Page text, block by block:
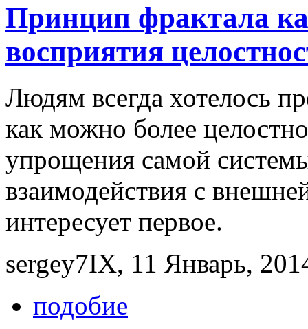
Принцип фрактала
восприятия
Людям всегда хотелось
как можно более
упрощения самой
взаимодействия с
интересует первое.
sergey7IX, 11 Январь,
подобие